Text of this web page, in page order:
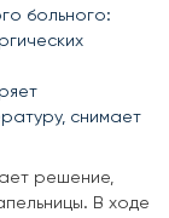
больного:
снимает
решение,
В ходе